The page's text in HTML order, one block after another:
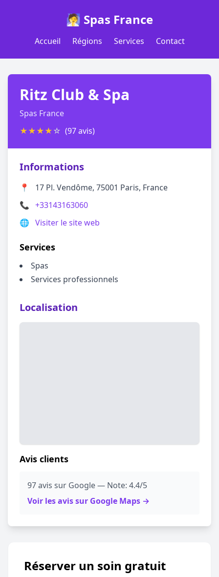
🧖 Spas France
Accueil Régions Services Contact
Ritz Club & Spa
Spas France
★★★★☆ (97 avis)
Informations
📍
17 Pl. Vendôme, 75001 Paris, France
📞 +33143163060
🌐 Visiter le site web
Services
Spas
Services professionnels
Localisation
Avis clients
97 avis sur Google — Note: 4.4/5
Voir les avis sur Google Maps →
Réserver un soin gratuit